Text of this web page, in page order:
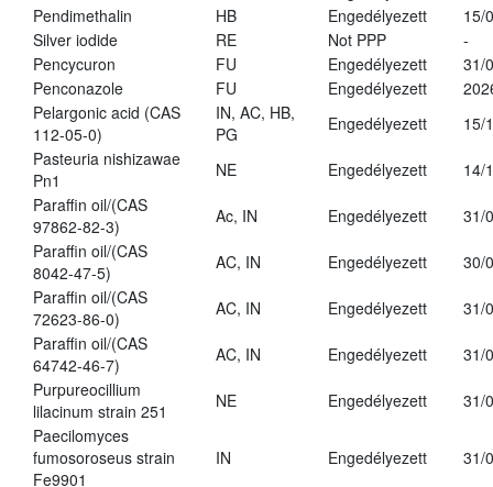
Pendimethalin
HB Engedélyezett
15/
Silver iodide
RE Not PPP
-
Pencycuron
FU Engedélyezett
31/
Penconazole
FU Engedélyezett
Pelargonic acid (CAS
112-05-0)
IN, AC, HB,
PG
Engedélyezett
15/
Pasteuria nishizawae
Pn1
NE Engedélyezett
14/
Paraffin oil/(CAS
97862-82-3)
Ac, IN Engedélyezett
31/
Paraffin oil/(CAS
8042-47-5)
AC, IN Engedélyezett
30/
Paraffin oil/(CAS
72623-86-0)
AC, IN Engedélyezett
31/
Paraffin oil/(CAS
64742-46-7)
AC, IN Engedélyezett
31/
Purpureocillium
lilacinum strain 251
NE Engedélyezett
31/
Paecilomyces
fumosoroseus strain
Fe9901
IN Engedélyezett 31/